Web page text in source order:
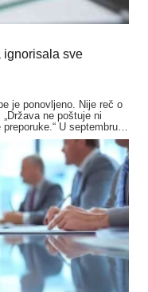
ignorisala sve
je ponovljeno. Nije reč o
ne poštuje ni
U septembru…